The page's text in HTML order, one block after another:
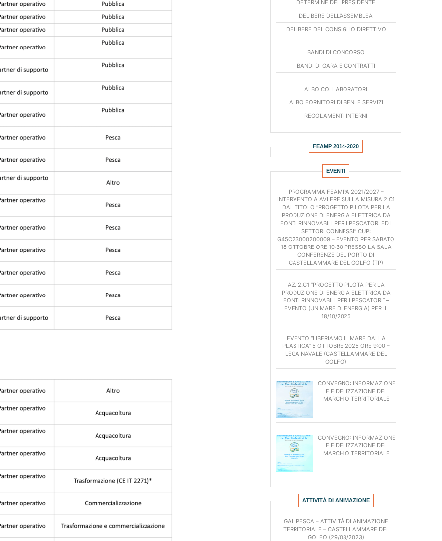
DETERMINE DEL PRESIDENTE
DELIBERE DELL’ASSEMBLEA
DELIBERE DEL CONSIGLIO DIRETTIVO
BANDI DI CONCORSO
BANDI DI GARA E CONTRATTI
ALBO COLLABORATORI
ALBO FORNITORI DI BENI E SERVIZI
REGOLAMENTI INTERNI
FEAMP 2014-2020
REGOLAMENTI COMUNITARI
PIANO DI AZIONE LOCALE FLAG “GOLFI DI
CASTELLAMMARE E CARINI”
AMMINISTRAZIONE TRASPARENTE
ORGANIGRAMMA
DETERMINE DEL PRESIDENTE
DELIBERE DEL CONSIGLIO DIRETTIVO
BANDI DI CONCORSO
BANDI DI GARA E CONTRATTI
ALBO COLLABORATORI
ALBO FORNITORI DI BENI E SERVIZI
EVENTI
PROGRAMMA FEAMPA 2021/2027 –
INTERVENTO A AVLERE SULLA MISURA 2.C1
DAL TITOLO “PROGETTO PILOTA PER LA
PRODUZIONE DI ENERGIA ELETTRICA DA
FONTI RINNOVABILI PER I PESCATORI ED I
SETTORI CONNESSI” CUP:
G45C23000200009 – EVENTO PER SABATO
18 OTTOBRE ORE 10:30 PRESSO LA SALA
CONFERENZE DEL PORTO DI
CASTELLAMMARE DEL GOLFO (TP)
AZ. 2.C1 “PROGETTO PILOTA PER LA
PRODUZIONE DI ENERGIA ELETTRICA DA
FONTI RINNOVABILI PER I PESCATORI” –
EVENTO (UN MARE DI ENERGIA) PER IL
18/10/2025
EVENTO “LIBERIAMO IL MARE DALLA
PLASTICA” 5 OTTOBRE 2025 ORE 9:00 –
LEGA NAVALE (CASTELLAMMARE DEL
GOLFO)
CONVEGNO: INFORMAZIONE
E FIDELIZZAZIONE DEL
MARCHIO TERRITORIALE
CONVEGNO: INFORMAZIONE
E FIDELIZZAZIONE DEL
MARCHIO TERRITORIALE
ATTIVITÀ DI ANIMAZIONE
GAL PESCA – ATTIVITÀ DI ANIMAZIONE
TERRITORIALE – CASTELLAMMARE DEL
GOLFO (29/08/2023)